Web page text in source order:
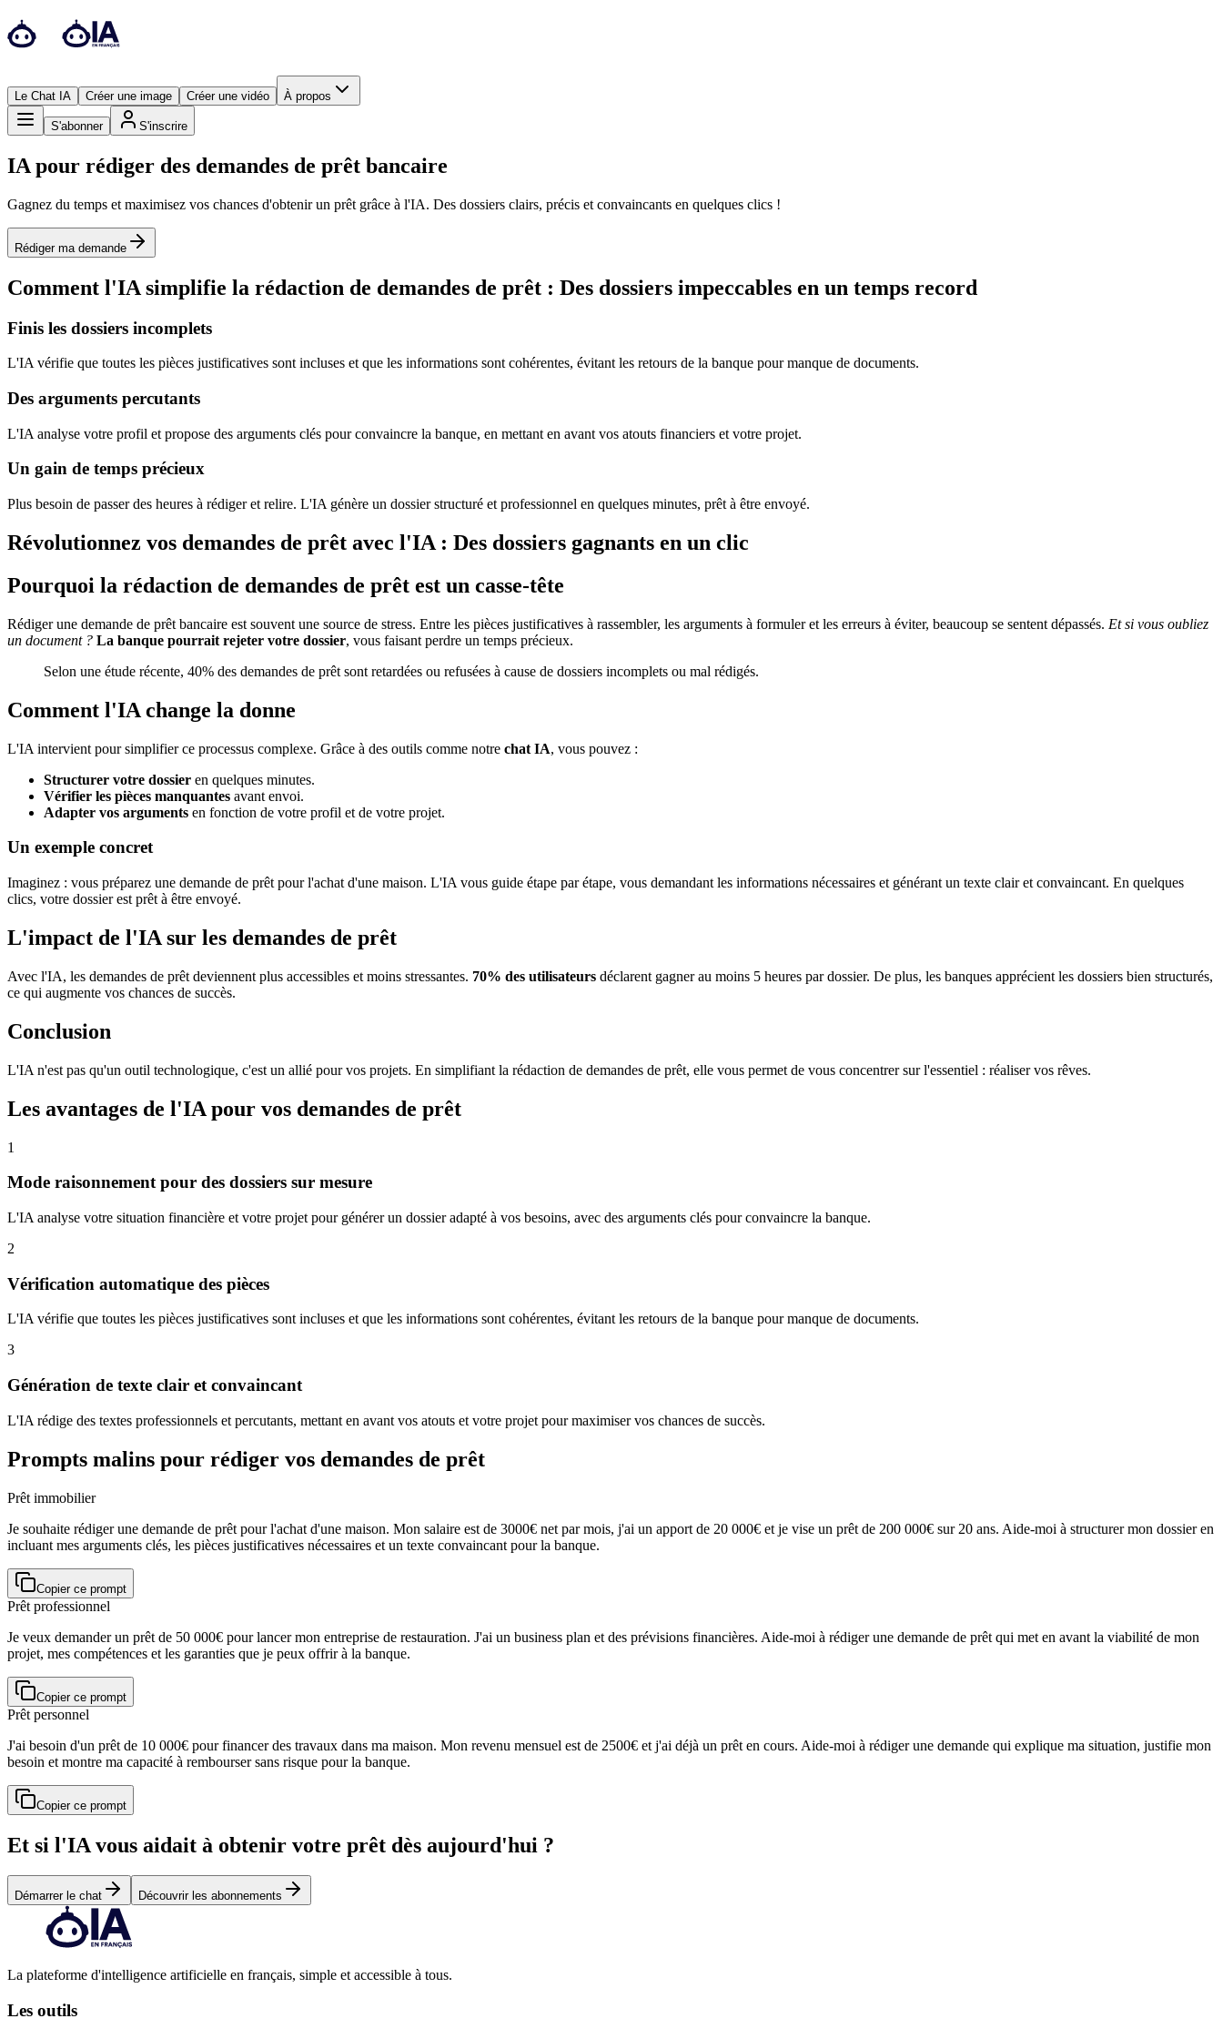
Le Chat IA Créer une image Créer une vidéo À propos
S'abonner S'inscrire
IA pour rédiger des demandes de prêt bancaire
Gagnez du temps et maximisez vos chances d'obtenir un prêt grâce à l'IA. Des dossiers clairs, précis et convaincants en quelques clics !
Rédiger ma demande
Comment l'IA simplifie la rédaction de demandes de prêt : Des dossiers impeccables en un temps record
Finis les dossiers incomplets
L'IA vérifie que toutes les pièces justificatives sont incluses et que les informations sont cohérentes, évitant les retours de la banque pour manque de documents.
Des arguments percutants
L'IA analyse votre profil et propose des arguments clés pour convaincre la banque, en mettant en avant vos atouts financiers et votre projet.
Un gain de temps précieux
Plus besoin de passer des heures à rédiger et relire. L'IA génère un dossier structuré et professionnel en quelques minutes, prêt à être envoyé.
Révolutionnez vos demandes de prêt avec l'IA : Des dossiers gagnants en un clic
Pourquoi la rédaction de demandes de prêt est un casse-tête
Rédiger une demande de prêt bancaire est souvent une source de stress. Entre les pièces justificatives à rassembler, les arguments à formuler et les erreurs à éviter, beaucoup se sentent dépassés. Et si vous oubliez
un document ? La banque pourrait rejeter votre dossier, vous faisant perdre un temps précieux.
Selon une étude récente, 40% des demandes de prêt sont retardées ou refusées à cause de dossiers incomplets ou mal rédigés.
Comment l'IA change la donne
L'IA intervient pour simplifier ce processus complexe. Grâce à des outils comme notre chat IA, vous pouvez :
Structurer votre dossier en quelques minutes.
Vérifier les pièces manquantes avant envoi.
Adapter vos arguments en fonction de votre profil et de votre projet.
Un exemple concret
Imaginez : vous préparez une demande de prêt pour l'achat d'une maison. L'IA vous guide étape par étape, vous demandant les informations nécessaires et générant un texte clair et convaincant. En quelques
clics, votre dossier est prêt à être envoyé.
L'impact de l'IA sur les demandes de prêt
Avec l'IA, les demandes de prêt deviennent plus accessibles et moins stressantes. 70% des utilisateurs déclarent gagner au moins 5 heures par dossier. De plus, les banques apprécient les dossiers bien structurés,
ce qui augmente vos chances de succès.
Conclusion
L'IA n'est pas qu'un outil technologique, c'est un allié pour vos projets. En simplifiant la rédaction de demandes de prêt, elle vous permet de vous concentrer sur l'essentiel : réaliser vos rêves.
Les avantages de l'IA pour vos demandes de prêt
1
Mode raisonnement pour des dossiers sur mesure
L'IA analyse votre situation financière et votre projet pour générer un dossier adapté à vos besoins, avec des arguments clés pour convaincre la banque.
2
Vérification automatique des pièces
L'IA vérifie que toutes les pièces justificatives sont incluses et que les informations sont cohérentes, évitant les retours de la banque pour manque de documents.
3
Génération de texte clair et convaincant
L'IA rédige des textes professionnels et percutants, mettant en avant vos atouts et votre projet pour maximiser vos chances de succès.
Prompts malins pour rédiger vos demandes de prêt
Prêt immobilier
Je souhaite rédiger une demande de prêt pour l'achat d'une maison. Mon salaire est de 3000€ net par mois, j'ai un apport de 20 000€ et je vise un prêt de 200 000€ sur 20 ans. Aide-moi à structurer mon dossier en
incluant mes arguments clés, les pièces justificatives nécessaires et un texte convaincant pour la banque.
Copier ce prompt
Prêt professionnel
Je veux demander un prêt de 50 000€ pour lancer mon entreprise de restauration. J'ai un business plan et des prévisions financières. Aide-moi à rédiger une demande de prêt qui met en avant la viabilité de mon
projet, mes compétences et les garanties que je peux offrir à la banque.
Copier ce prompt
Prêt personnel
J'ai besoin d'un prêt de 10 000€ pour financer des travaux dans ma maison. Mon revenu mensuel est de 2500€ et j'ai déjà un prêt en cours. Aide-moi à rédiger une demande qui explique ma situation, justifie mon
besoin et montre ma capacité à rembourser sans risque pour la banque.
Copier ce prompt
Et si l'IA vous aidait à obtenir votre prêt dès aujourd'hui ?
Démarrer le chat Découvrir les abonnements
La plateforme d'intelligence artificielle en français, simple et accessible à tous.
Les outils